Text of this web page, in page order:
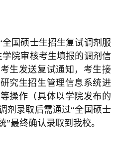
国硕士生招生复试调剂服
院审核考生填报的调剂信
生发送复试通知，考生接
究生招生管理信息系统进
操作（具体以学院发布的
剂录取后需通过“全国硕士
最终确认录取到我校。